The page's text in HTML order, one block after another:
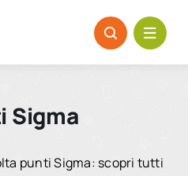
Sigma
punti Sigma: scopri tutti